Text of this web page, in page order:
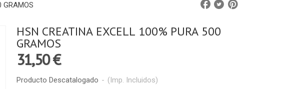
GRAMOS
HSN CREATINA EXCELL 100% PURA 500
GRAMOS
31,50 €
Producto Descatalogado - (Imp. Incluidos)